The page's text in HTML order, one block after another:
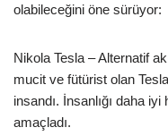
olabileceğini öne sürüyor:
Nikola Tesla – Alternatif
mucit ve fütürist olan
insandı. İnsanlığı daha
amaçladı.